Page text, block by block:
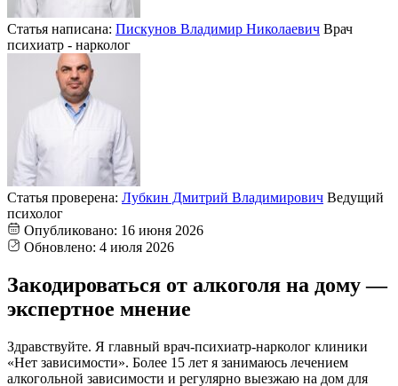
Статья написана: Пискунов Владимир Николаевич Врач
психиатр - нарколог
Статья проверена: Лубкин Дмитрий Владимирович Ведущий
психолог
Опубликовано: 16 июня 2026
Обновлено: 4 июля 2026
Закодироваться от алкоголя на дому —
экспертное мнение
Здравствуйте. Я главный врач-психиатр-нарколог клиники
«Нет зависимости». Более 15 лет я занимаюсь лечением
алкогольной зависимости и регулярно выезжаю на дом для